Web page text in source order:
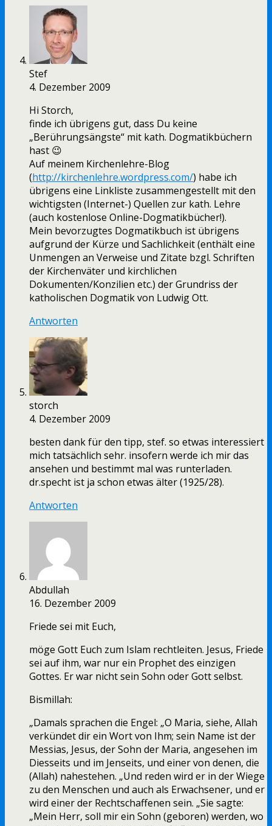
Stef
4. Dezember 2009
Hi Storch,
finde ich übrigens gut, dass Du keine
„Berührungsängste“ mit kath. Dogmatikbüchern
hast 😉
Auf meinem Kirchenlehre-Blog
(http://kirchenlehre.wordpress.com/) habe ich
übrigens eine Linkliste zusammengestellt mit den
wichtigsten (Internet-) Quellen zur kath. Lehre
(auch kostenlose Online-Dogmatikbücher!).
Mein bevorzugtes Dogmatikbuch ist übrigens
aufgrund der Kürze und Sachlichkeit (enthält eine
Unmengen an Verweise und Zitate bzgl. Schriften
der Kirchenväter und kirchlichen
Dokumenten/Konzilien etc.) der Grundriss der
katholischen Dogmatik von Ludwig Ott.
Antworten
storch
4. Dezember 2009
besten dank für den tipp, stef. so etwas interessiert
mich tatsächlich sehr. insofern werde ich mir das
ansehen und bestimmt mal was runterladen.
dr.specht ist ja schon etwas älter (1925/28).
Antworten
Abdullah
16. Dezember 2009
Friede sei mit Euch,
möge Gott Euch zum Islam rechtleiten. Jesus, Friede
sei auf ihm, war nur ein Prophet des einzigen
Gottes. Er war nicht sein Sohn oder Gott selbst.
Bismillah:
„Damals sprachen die Engel: „O Maria, siehe, Allah
verkündet dir ein Wort von Ihm; sein Name ist der
Messias, Jesus, der Sohn der Maria, angesehen im
Diesseits und im Jenseits, und einer von denen, die
(Allah) nahestehen. „Und reden wird er in der Wiege
zu den Menschen und auch als Erwachsener, und er
wird einer der Rechtschaffenen sein. „Sie sagte:
„Mein Herr, soll mir ein Sohn (geboren) werden, wo